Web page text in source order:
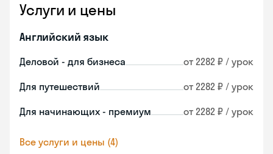
Услуги и цены
Английский язык
Деловой - для бизнеса от 2282 ₽ / урок
Для путешествий от 2282 ₽ / урок
Для начинающих - премиум от 2282 ₽ / урок
Все услуги и цены (4)